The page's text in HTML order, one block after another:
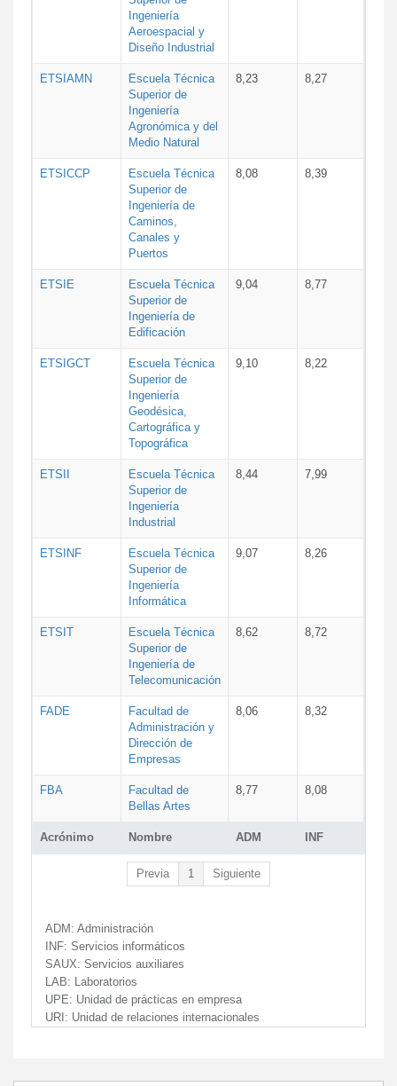
Acrónimo Nombre ADM INF
Ingeniería
Aeroespacial y
Diseño Industrial
ETSIAMN
Escuela Técnica
Superior de
Ingeniería
Agronómica y del
Medio Natural
8,23 8,27
ETSICCP
Escuela Técnica
Superior de
Ingeniería de
Caminos,
Canales y
Puertos
8,08 8,39
ETSIE
Escuela Técnica
Superior de
Ingeniería de
Edificación
9,04 8,77
ETSIGCT
Escuela Técnica
Superior de
Ingeniería
Geodésica,
Cartográfica y
Topográfica
9,10 8,22
ETSII
Escuela Técnica
Superior de
Ingeniería
Industrial
8,44 7,99
ETSINF
Escuela Técnica
Superior de
Ingeniería
Informática
9,07 8,26
ETSIT
Escuela Técnica
Superior de
Ingeniería de
Telecomunicación
8,62 8,72
FADE
Facultad de
Administración y
Dirección de
Empresas
8,06 8,32
FBA
Facultad de
Bellas Artes
8,77 8,08
Previa 1 Siguiente
ADM: Administración
INF: Servicios informáticos
SAUX: Servicios auxiliares
LAB: Laboratorios
UPE: Unidad de prácticas en empresa
URI: Unidad de relaciones internacionales